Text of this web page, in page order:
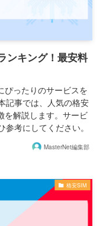
ンキング！最安料
ぴったりのサービスを
記事では、人気の格安
を解説します。サービ
考にしてください。
MasterNet編集部
格安SIM